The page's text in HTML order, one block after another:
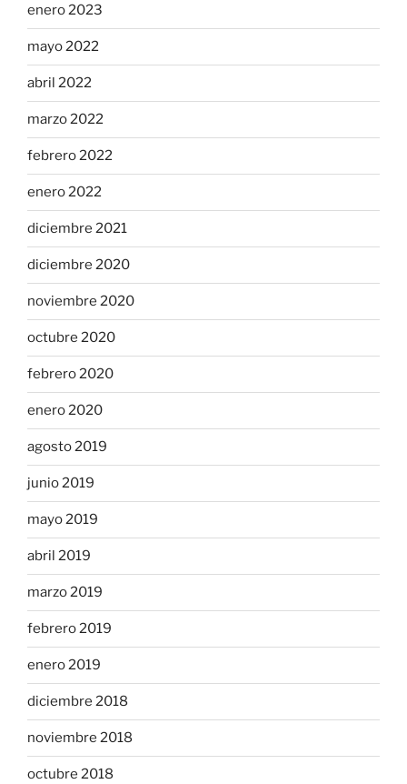
enero 2023
mayo 2022
abril 2022
marzo 2022
febrero 2022
enero 2022
diciembre 2021
diciembre 2020
noviembre 2020
octubre 2020
febrero 2020
enero 2020
agosto 2019
junio 2019
mayo 2019
abril 2019
marzo 2019
febrero 2019
enero 2019
diciembre 2018
noviembre 2018
octubre 2018